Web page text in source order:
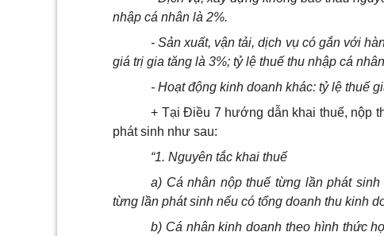
nhập cá nhân là 2%.
- Sản xuất, vận tải, dịch vụ cógắn với
giá trị gia tăng là 3%; tỷ lệ thuế thu nhập cá
- Hoạt động kinh doanh khác: tỷ lệ thuế
+ Tại Điều 7 hướng dẫn khai thuế, nộp
phát sinh như sau:
“1. Nguyên tắc khai thuế
a) Cá nhân nộp thuế từng lần phát sinh
từng lần phát sinh nếu có tổng doanh thu kinh
b) Cá nhân kinh doanh theo hình thức